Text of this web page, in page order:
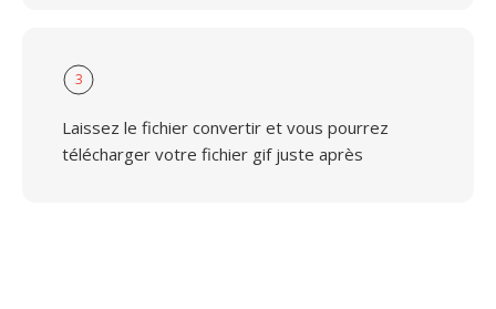
3
Laissez le fichier convertir et vous pourrez
télécharger votre fichier gif juste après